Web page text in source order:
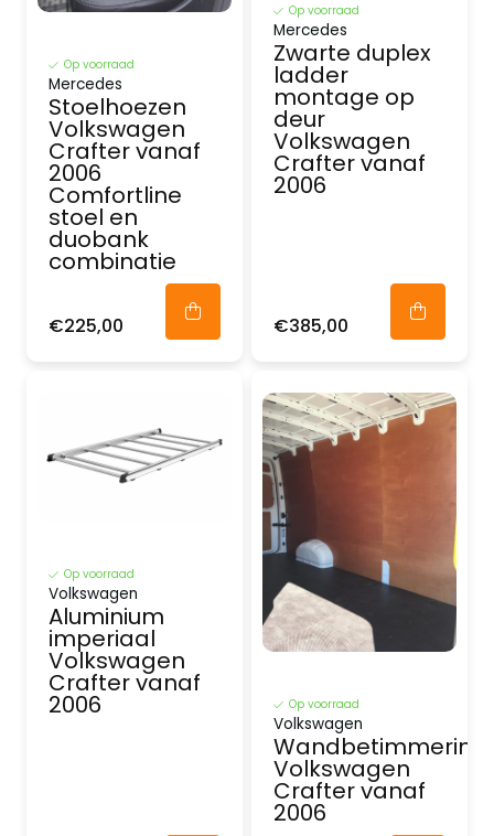
Op voorraad
Mercedes
Stoelhoezen
Volkswagen
Crafter vanaf
2006
Comfortline
stoel en
duobank
combinatie
€225,00
Op voorraad
Mercedes
Zwarte duplex
ladder
montage op
deur
Volkswagen
Crafter vanaf
2006
€385,00
Op voorraad
Volkswagen
Aluminium
imperiaal
Volkswagen
Crafter vanaf
2006 Op voorraad
Volkswagen
Wandbetimmering
Volkswagen
Crafter vanaf
2006